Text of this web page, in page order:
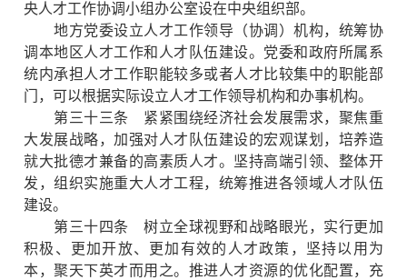
央人才工作协调小组办公室设在中央组织部。
地方党委设立人才工作领导（协调）机构，统筹协
调本地区人才工作和人才队伍建设。党委和政府所属系
统内承担人才工作职能较多或者人才比较集中的职能部
门，可以根据实际设立人才工作领导机构和办事机构。
第三十三条 紧紧围绕经济社会发展需求，聚焦重
大发展战略，加强对人才队伍建设的宏观谋划，培养造
就大批德才兼备的高素质人才。坚持高端引领、整体开
发，组织实施重大人才工程，统筹推进各领域人才队伍
建设。
第三十四条 树立全球视野和战略眼光，实行更加
积极、更加开放、更加有效的人才政策，坚持以用为
本，聚天下英才而用之。推进人才资源的优化配置，充